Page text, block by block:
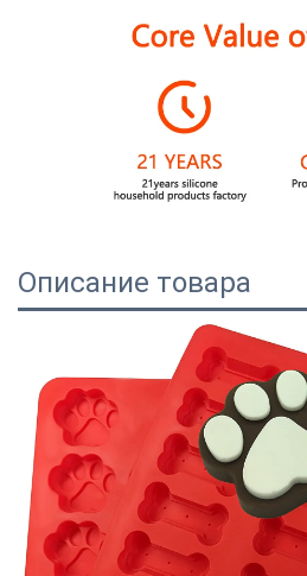
Описание товара